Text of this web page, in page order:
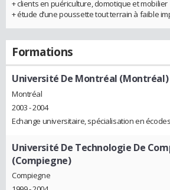
+ clients en puériculture, domotique et mobilier
+ étude d’une poussette tout terrain à faible
Formations
Université De Montréal (Montréal)
Montréal
2003 - 2004
Echange universitaire, spécialisation en
Université De Technologie De
(Compiegne)
Compiegne